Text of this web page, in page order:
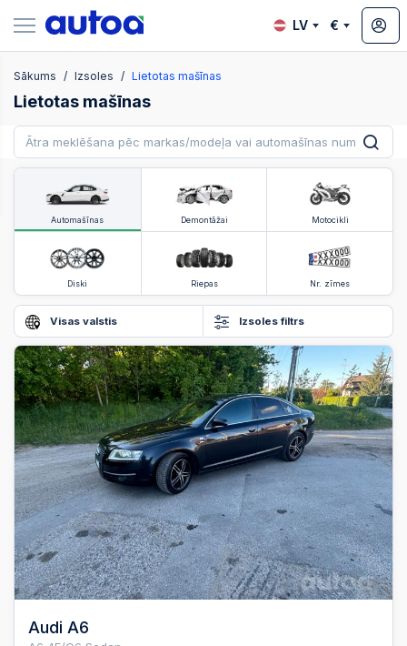
LV €
Sākums Izsoles Lietotas mašīnas
Lietotas mašīnas
Automašīnas Demontāžai Motocikli
Diski Riepas Nr. zīmes
Visas valstis Izsoles filtrs
Audi A6